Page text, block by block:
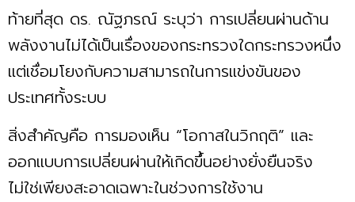
ท้ายที่สุด ดร. ณัฐภรณ์ ระบุว่า การเปลี่ยนผ่านด้าน
พลังงานไม่ได้เป็นเรื่องของกระทรวงใดกระทรวงหนึ่ง
แต่เชื่อมโยงกับความสามารถในการแข่งขันของ
ประเทศทั้งระบบ
สิ่งสำคัญคือ การมองเห็น “โอกาสในวิกฤติ” และ
ออกแบบการเปลี่ยนผ่านให้เกิดขึ้นอย่างยั่งยืนจริง
ไม่ใช่เพียงสะอาดเฉพาะในช่วงการใช้งาน